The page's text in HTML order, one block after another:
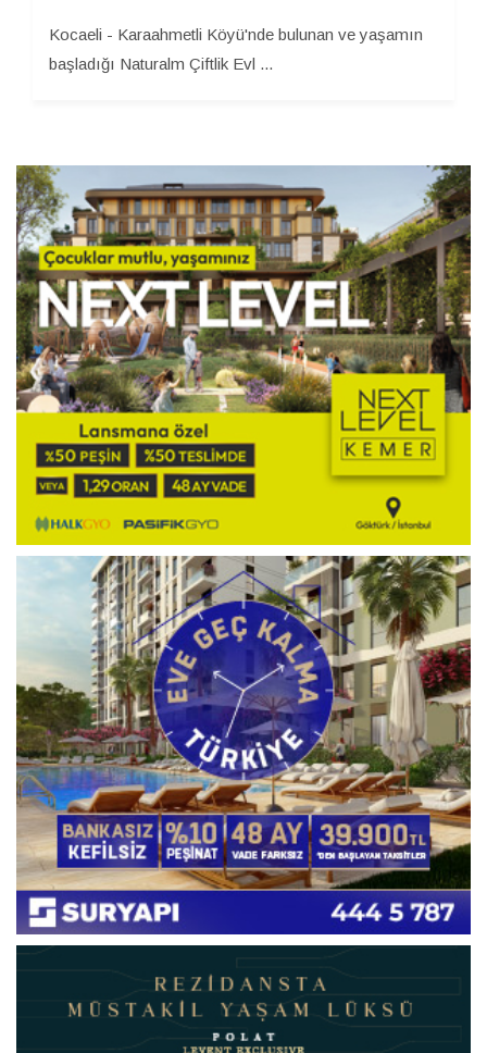
Kocaeli - Karaahmetli Köyü'nde bulunan ve yaşamın
başladığı Naturalm Çiftlik Evl ...